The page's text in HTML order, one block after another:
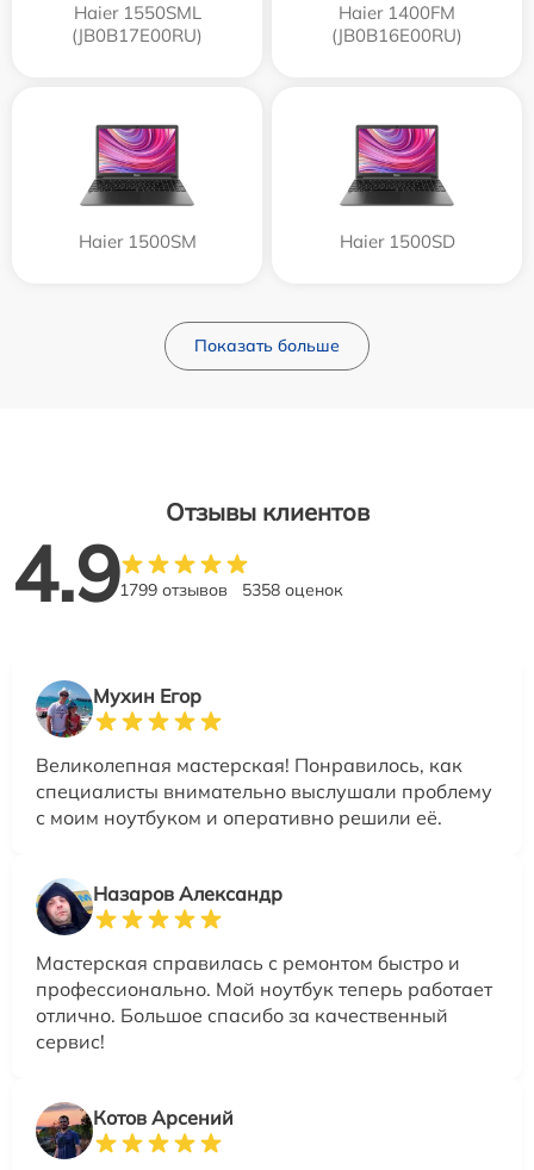
Haier 1550SML
(JB0B17E00RU)
Haier 1400FM
(JB0B16E00RU)
Haier 1500SM Haier 1500SD
Показать больше
Отзывы клиентов
4.91799 отзывов 5358 оценок
Мухин Егор
Великолепная мастерская! Понравилось, как
специалисты внимательно выслушали проблему
с моим ноутбуком и оперативно решили её.
Назаров Александр
Мастерская справилась с ремонтом быстро и
профессионально. Мой ноутбук теперь работает
отлично. Большое спасибо за качественный
сервис!
Котов Арсений